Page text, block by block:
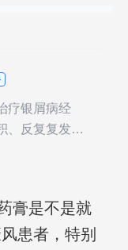
疗银屑病经
、反复复发性
膏是不是就
患者，特别